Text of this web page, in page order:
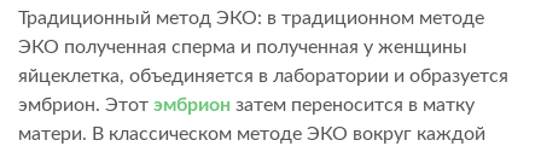
Традиционный метод ЭКО: в традиционном методе
ЭКО полученная сперма и полученная у женщины
яйцеклетка, объединяется в лаборатории и образуется
эмбрион. Этот эмбрион затем переносится в матку
матери. В классическом методе ЭКО вокруг каждой